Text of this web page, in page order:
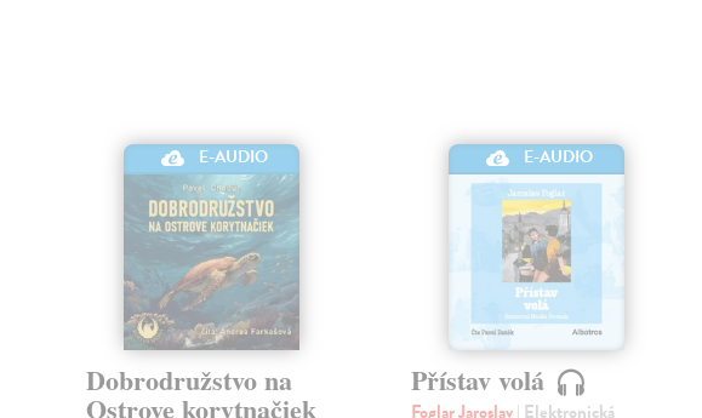
E-AUDIO
Dobrodružstvo na
Ostrove korytnačiek
E-AUDIO
Přístav volá
Foglar Jaroslav| Elektronická